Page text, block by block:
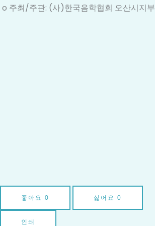
o 주최/주관: (사)한국음학협회 오산시지부
좋아요 0 싫어요 0
인쇄